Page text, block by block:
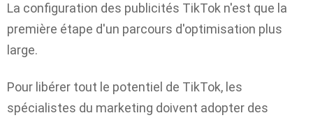
La configuration des publicités TikTok n'est que la
première étape d'un parcours d'optimisation plus
large.
Pour libérer tout le potentiel de TikTok, les
spécialistes du marketing doivent adopter des